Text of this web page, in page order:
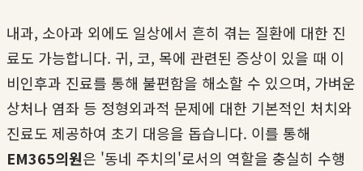
내과, 소아과 외에도 일상에서 흔히 겪는 질환에 대한 진
료도 가능합니다. 귀, 코, 목에 관련된 증상이 있을 때 이
비인후과 진료를 통해 불편함을 해소할 수 있으며, 가벼운
상처나 염좌 등 정형외과적 문제에 대한 기본적인 처치와
진료도 제공하여 초기 대응을 돕습니다. 이를 통해
EM365의원은 '동네 주치의'로서의 역할을 충실히 수행